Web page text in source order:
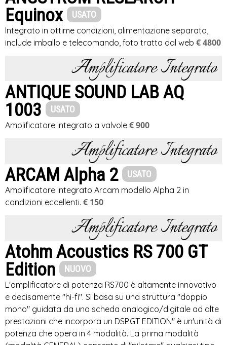
Equinox
USATO
Integrato in ottime condizioni, alimentazione separata,
include imballo e telecomando, foto tratta dal web € 4800
Amplificatore Integrato
ANTIQUE SOUND LAB AQ
1003
USATO
Amplificatore integrato a valvole € 900
Amplificatore Integrato
ARCAM Alpha 2 USATO
Amplificatore integrato Arcam modello Alpha 2 in
condizioni eccellenti. € 150
Amplificatore Integrato
Atohm Acoustics RS 700 GT
Edition
NUOVO
L'amplificatore di potenza RS700 è altamente innovativo
e decisamente "hi-fi". Si basa su una struttura "doppio
mono" guidata da una scheda analogico/digitale ad alte
prestazioni che incorpora un DSP.GT EDITION" è un'unità di
potenza che opera in 4 modalità. La prima modalità